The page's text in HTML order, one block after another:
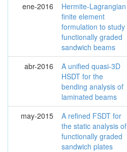
ene-2016
Hermite-Lagrangian
finite element
formulation to study
functionally graded
sandwich beams
abr-2016
A unified quasi-3D
HSDT for the
bending analysis of
laminated beams
may-2015
A refined FSDT for
the static analysis of
functionally graded
sandwich plates